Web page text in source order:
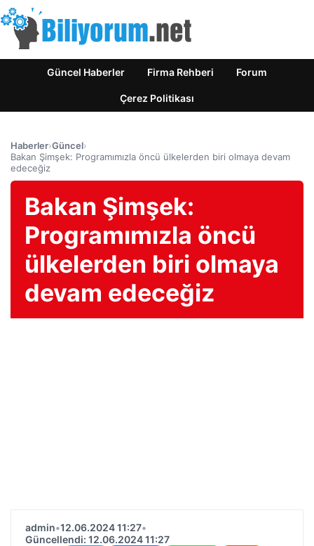
Güncel Haberler Firma Rehberi Forum
Çerez Politikası
Haberler›Güncel›
Bakan Şimşek: Programımızla öncü ülkelerden biri olmaya devam
edeceğiz
Bakan Şimşek:
Programımızla öncü
ülkelerden biri olmaya
devam edeceğiz
admin•12.06.2024 11:27•
Güncellendi: 12.06.2024 11:27